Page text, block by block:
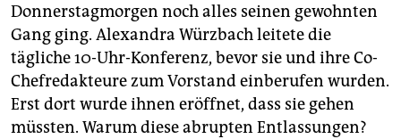
Donnerstagmorgen noch alles seinen gewohnten
Gang ging. Alexandra Würzbach leitete die
tägliche 10-Uhr-Konferenz, bevor sie und ihre Co-
Chefredakteure zum Vorstand einberufen wurden.
Erst dort wurde ihnen eröffnet, dass sie gehen
müssten. Warum diese abrupten Entlassungen?